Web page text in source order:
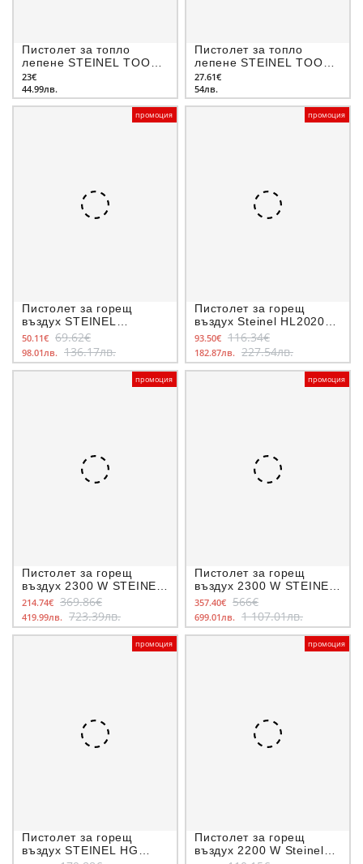
Пистолет за топло
лепене STEINEL TOOLS
DIY Gluematic 3002
23€
44.99лв.
Пистолет за топло
лепене STEINEL TOOLS
DIY Gluematic 3002
27.61€
54лв.
промоция
Пистолет за горещ
въздух STEINEL
HL1820S, 1800 W
50.11€ 69.62€
98.01лв. 136.17лв.
промоция
Пистолет за горещ
въздух Steinel HL2020E,
2200W, в куфар
93.50€ 116.34€
182.87лв. 227.54лв.
промоция
Пистолет за горещ
въздух 2300 W STEINEL
TOOLS PRO HG 2320 E ,
с дюзи за ремонт на
броня
214.74€ 369.86€
419.99лв. 723.39лв.
промоция
Пистолет за горещ
въздух 2300 W STEINEL
TOOLS PRO HG 2520 E,
в куфар
357.40€ 566€
699.01лв. 1 107.01лв.
промоция
Пистолет за горещ
въздух STEINEL HG
промоция
Пистолет за горещ
въздух 2200 W Steinel